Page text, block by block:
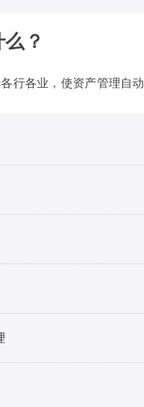
？
行各业，使资产管理自